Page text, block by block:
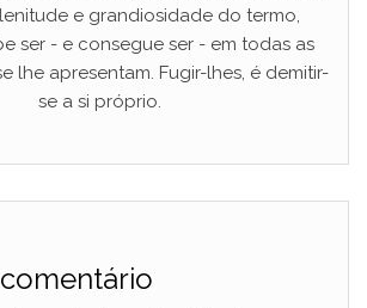
e grandiosidade do termo,
ser - e consegue ser - em todas as
lhe apresentam. Fugir-lhes, é demitir-
se a si próprio.